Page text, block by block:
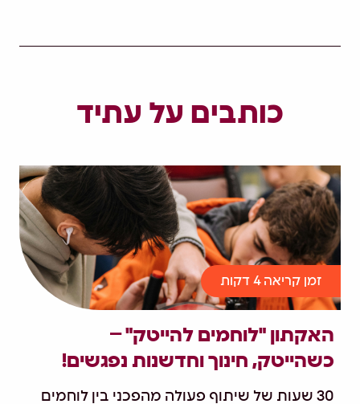
כותבים על עתיד
זמן קריאה 4 דקות
האקתון "לוחמים להייטק" –
כשהייטק, חינוך וחדשנות נפגשים!
30 שעות של שיתוף פעולה מהפכני בין לוחמים